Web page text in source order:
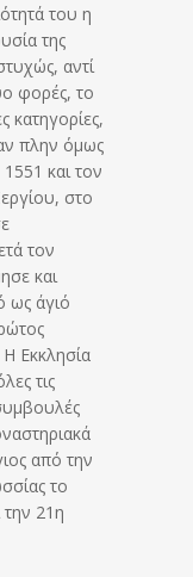
του η
της
αντί
φορές, το
κατηγορίες,
πλην όμως
και τον
στο
τον
και
ως άγιό
Εκκλησία
τις
από την
το
την 21η